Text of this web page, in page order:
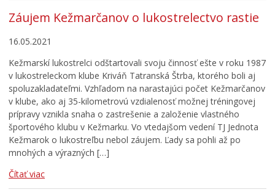
Záujem Kežmarčanov o lukostrelectvo rastie
16.05.2021
Kežmarskí lukostrelci odštartovali svoju činnosť ešte v roku 1987
v lukostreleckom klube Kriváň Tatranská Štrba, ktorého boli aj
spoluzakladateľmi. Vzhľadom na narastajúci počet Kežmarčanov
v klube, ako aj 35-kilometrovú vzdialenosť možnej tréningovej
prípravy vznikla snaha o zastrešenie a založenie vlastného
športového klubu v Kežmarku. Vo vtedajšom vedení TJ Jednota
Kežmarok o lukostreľbu nebol záujem. Ľady sa pohli až po
mnohých a výrazných […]
Čítať viac